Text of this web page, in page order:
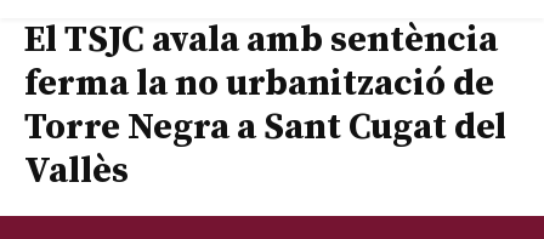
El TSJC avala amb sentència
ferma la no urbanització de
Torre Negra a Sant Cugat del
Vallès